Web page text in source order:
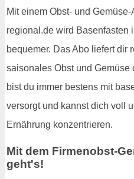
Mit einem Obst- und
regional.de wird Basenfasten
bequemer. Das Abo liefert dir
saisonales Obst und Gemüse
bist du immer bestens mit
versorgt und kannst dich voll
Ernährung konzentrieren.
Mit dem Firmenobst-
geht's!